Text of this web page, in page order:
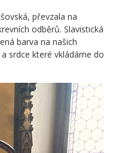
převzala na
odběrů. Slavistická
barva na našich
srdce které vkládáme do